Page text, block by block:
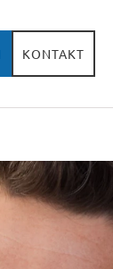
KONTAKT